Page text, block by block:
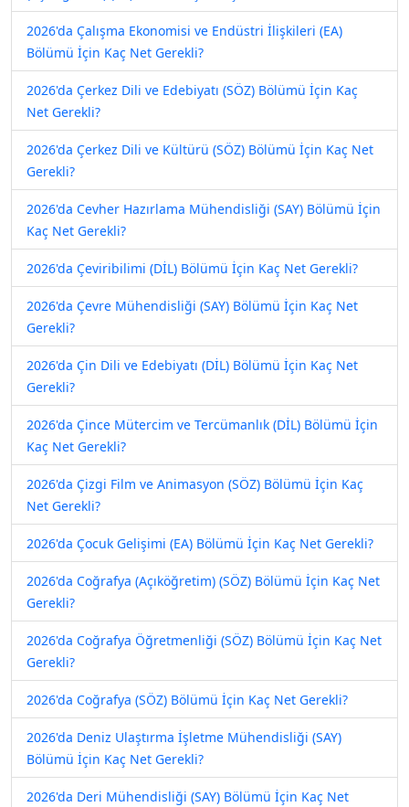
2026'da Çalışma Ekonomisi ve Endüstri İlişkileri (EA)
Bölümü İçin Kaç Net Gerekli?
2026'da Çerkez Dili ve Edebiyatı (SÖZ) Bölümü İçin Kaç
Net Gerekli?
2026'da Çerkez Dili ve Kültürü (SÖZ) Bölümü İçin Kaç Net
Gerekli?
2026'da Cevher Hazırlama Mühendisliği (SAY) Bölümü İçin
Kaç Net Gerekli?
2026'da Çeviribilimi (DİL) Bölümü İçin Kaç Net Gerekli?
2026'da Çevre Mühendisliği (SAY) Bölümü İçin Kaç Net
Gerekli?
2026'da Çin Dili ve Edebiyatı (DİL) Bölümü İçin Kaç Net
Gerekli?
2026'da Çince Mütercim ve Tercümanlık (DİL) Bölümü İçin
Kaç Net Gerekli?
2026'da Çizgi Film ve Animasyon (SÖZ) Bölümü İçin Kaç
Net Gerekli?
2026'da Çocuk Gelişimi (EA) Bölümü İçin Kaç Net Gerekli?
2026'da Coğrafya (Açıköğretim) (SÖZ) Bölümü İçin Kaç Net
Gerekli?
2026'da Coğrafya Öğretmenliği (SÖZ) Bölümü İçin Kaç Net
Gerekli?
2026'da Coğrafya (SÖZ) Bölümü İçin Kaç Net Gerekli?
2026'da Deniz Ulaştırma İşletme Mühendisliği (SAY)
Bölümü İçin Kaç Net Gerekli?
2026'da Deri Mühendisliği (SAY) Bölümü İçin Kaç Net